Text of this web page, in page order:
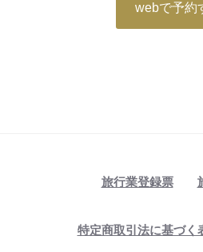
webで予約
旅行業登録票
特定商取引法に基づく